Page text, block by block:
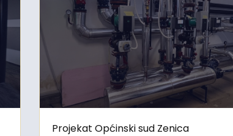
Projekat Općinski sud Zenica